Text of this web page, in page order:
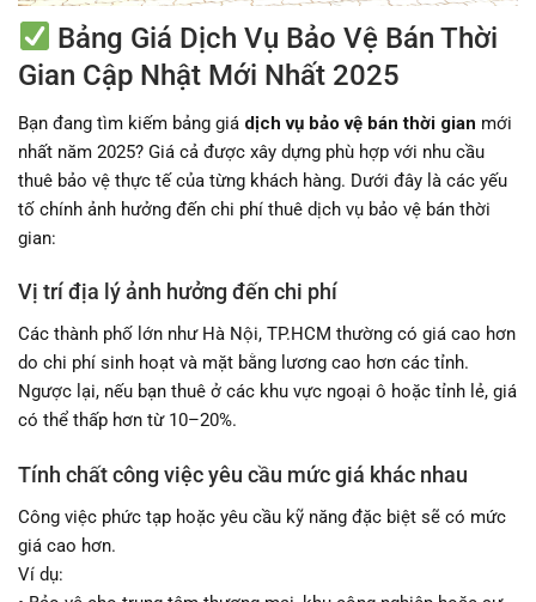
Bảng Giá Dịch Vụ Bảo Vệ Bán Thời
Gian Cập Nhật Mới Nhất 2025
Bạn đang tìm kiếm bảng giá dịch vụ bảo vệ bán thời gian mới
nhất năm 2025? Giá cả được xây dựng phù hợp với nhu cầu
thuê bảo vệ thực tế của từng khách hàng. Dưới đây là các yếu
tố chính ảnh hưởng đến chi phí thuê dịch vụ bảo vệ bán thời
gian:
Vị trí địa lý ảnh hưởng đến chi phí
Các thành phố lớn như Hà Nội, TP.HCM thường có giá cao hơn
do chi phí sinh hoạt và mặt bằng lương cao hơn các tỉnh.
Ngược lại, nếu bạn thuê ở các khu vực ngoại ô hoặc tỉnh lẻ, giá
có thể thấp hơn từ 10–20%.
Tính chất công việc yêu cầu mức giá khác nhau
Công việc phức tạp hoặc yêu cầu kỹ năng đặc biệt sẽ có mức
giá cao hơn.
Ví dụ: